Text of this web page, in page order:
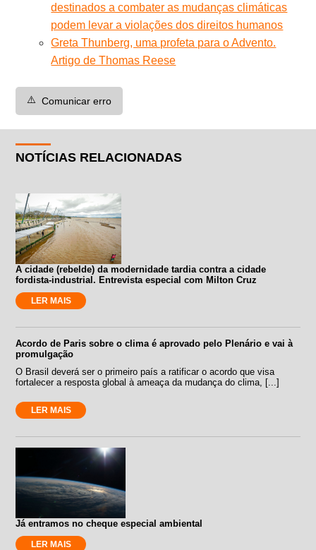
destinados a combater as mudanças climáticas
podem levar a violações dos direitos humanos
Greta Thunberg, uma profeta para o Advento.
Artigo de Thomas Reese
⚠️ Comunicar erro
NOTÍCIAS RELACIONADAS
A cidade (rebelde) da modernidade tardia contra a cidade
fordista-industrial. Entrevista especial com Milton Cruz
LER MAIS
Acordo de Paris sobre o clima é aprovado pelo Plenário e vai à
promulgação
O Brasil deverá ser o primeiro país a ratificar o acordo que visa
fortalecer a resposta global à ameaça da mudança do clima, [...]
LER MAIS
Já entramos no cheque especial ambiental
LER MAIS